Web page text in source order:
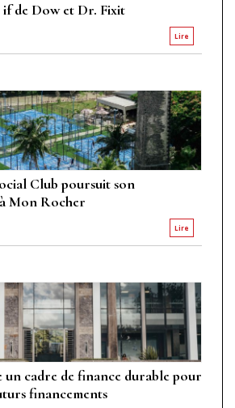
de Dow et Dr. Fixit
Lire
Club poursuit son
Mon Rocher
Lire
un cadre de finance durable pour
financements